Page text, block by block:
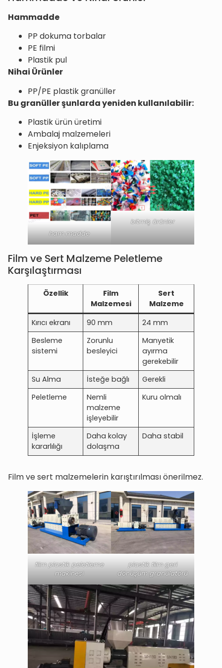
Hammadde
PP dokuma torbalar
PE filmi
Plastik pul
Nihai Ürünler
PP/PE plastik granüller
Bu granüller şunlarda yeniden kullanılabilir:
Plastik ürün üretimi
Ambalaj malzemeleri
Enjeksiyon kalıplama
ham madde
bitmiş ürünler
Film ve Sert Malzeme Peletleme
Karşılaştırması
Özellik
Film
Malzemesi
Sert
Malzeme
Kırıcı ekranı
90 mm
24 mm
Besleme
sistemi
Zorunlu
besleyici
Manyetik
ayırma
gerekebilir
Su Alma
İsteğe bağlı
Gerekli
Peletleme
Nemli
malzeme
işleyebilir
Kuru olmalı
İşleme
kararlılığı
Daha kolay
dolaşma
Daha stabil
Film ve sert malzemelerin karıştırılması önerilmez.
film plastik peletleme
makinesi
plastik film geri
dönüşüm granülatörü